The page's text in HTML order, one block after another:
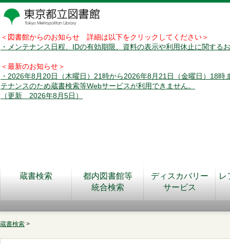
＜図書館からのお知らせ 詳細は以下をクリックしてください＞
・メンテナンス日程、IDの有効期限、資料の表示や利用休止に関する
＜最新のお知らせ＞
・2026年8月20日（木曜日）21時から2026年8月21日（金曜日）18時
テナンスのため蔵書検索等Webサービスが利用できません。
（更新 2026年8月5日）
蔵書検索
都内図書館等
統合検索
ディスカバリー
サービス
レ
蔵書検索 >